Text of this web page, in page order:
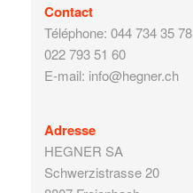
Contact
Téléphone: 044 734 35 78
022 793 51 60
E-mail: info@hegner.ch
Adresse
HEGNER SA
Schwerzistrasse 20